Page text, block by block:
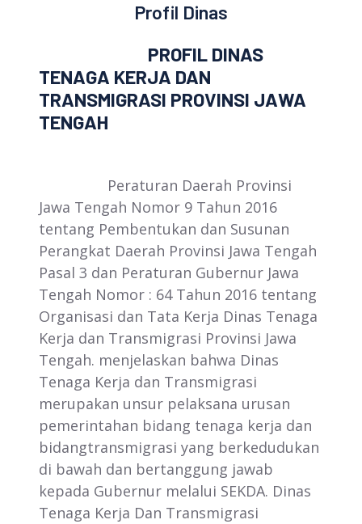
Profil Dinas
PROFIL DINAS
TENAGA KERJA DAN
TRANSMIGRASI PROVINSI JAWA
TENGAH
Peraturan Daerah Provinsi
Jawa Tengah Nomor 9 Tahun 2016
tentang Pembentukan dan Susunan
Perangkat Daerah Provinsi Jawa Tengah
Pasal 3 dan Peraturan Gubernur Jawa
Tengah Nomor : 64 Tahun 2016 tentang
Organisasi dan Tata Kerja Dinas Tenaga
Kerja dan Transmigrasi Provinsi Jawa
Tengah. menjelaskan bahwa Dinas
Tenaga Kerja dan Transmigrasi
merupakan unsur pelaksana urusan
pemerintahan bidang tenaga kerja dan
bidangtransmigrasi yang berkedudukan
di bawah dan bertanggung jawab
kepada Gubernur melalui SEKDA. Dinas
Tenaga Kerja Dan Transmigrasi